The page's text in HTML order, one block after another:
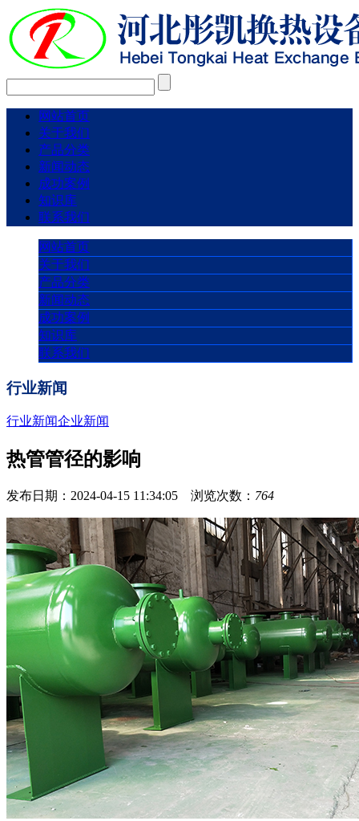
网站首页
关于我们
产品分类
新闻动态
成功案例
知识库
联系我们
网站首页
关于我们
产品分类
新闻动态
成功案例
知识库
联系我们
行业新闻
行业新闻企业新闻
热管管径的影响
发布日期：2024-04-15 11:34:05 浏览次数： 764